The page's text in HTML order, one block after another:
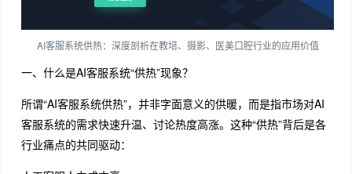
AI客服系统供热：深度剖析在教培、摄影、医美口腔行业的应用价值
一、什么是AI客服系统“供热”现象？
所谓“AI客服系统供热”，并非字面意义的供暖，而是指市场对AI
客服系统的需求快速升温、讨论热度高涨。这种“供热”背后是各
行业痛点的共同驱动：